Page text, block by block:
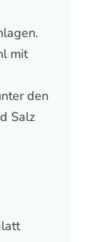
mit
den
Salz